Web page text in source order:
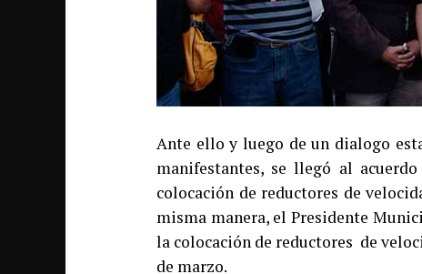
Ante ello y luego de un dialogo
manifestantes, se llegó al
colocación de reductores de
misma manera, el Presidente
la colocación de reductores de
de marzo.